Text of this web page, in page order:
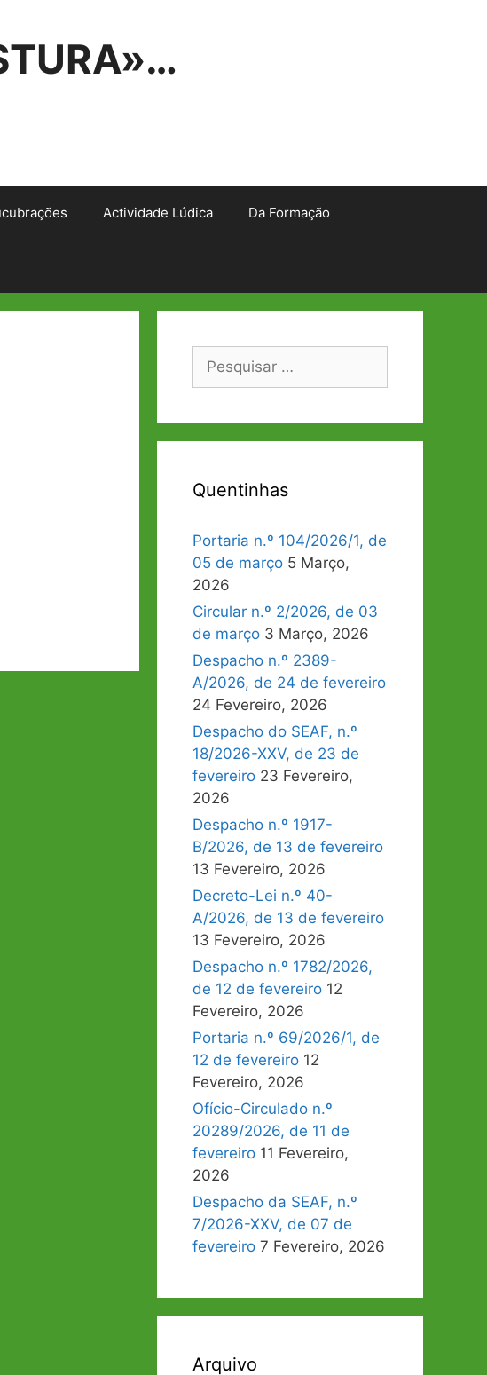
Actividade Lúdica Da Formação
Pesquisar
Quentinhas
Portaria n.º 104/2026/1, de
05 de março 5 Março,
2026
Circular n.º 2/2026, de 03
de março 3 Março, 2026
Despacho n.º 2389-
A/2026, de 24 de fevereiro
24 Fevereiro, 2026
Despacho do SEAF, n.º
18/2026-XXV, de 23 de
fevereiro 23 Fevereiro,
2026
Despacho n.º 1917-
B/2026, de 13 de fevereiro
13 Fevereiro, 2026
Decreto-Lei n.º 40-
A/2026, de 13 de fevereiro
13 Fevereiro, 2026
Despacho n.º 1782/2026,
de 12 de fevereiro 12
Fevereiro, 2026
Portaria n.º 69/2026/1, de
12 de fevereiro 12
Fevereiro, 2026
Ofício-Circulado n.º
20289/2026, de 11 de
fevereiro 11 Fevereiro,
2026
Despacho da SEAF, n.º
7/2026-XXV, de 07 de
fevereiro 7 Fevereiro, 2026
Arquivo